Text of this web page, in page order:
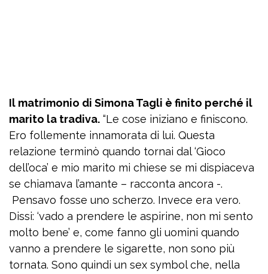
Il matrimonio di Simona Tagli è finito perché il
marito la tradiva. “Le cose iniziano e finiscono.
Ero follemente innamorata di lui. Questa
relazione terminò quando tornai dal ‘Gioco
dell’oca’ e mio marito mi chiese se mi dispiaceva
se chiamava l’amante – racconta ancora -.
Pensavo fosse uno scherzo. Invece era vero.
Dissi: ‘vado a prendere le aspirine, non mi sento
molto bene’ e, come fanno gli uomini quando
vanno a prendere le sigarette, non sono più
tornata. Sono quindi un sex symbol che, nella